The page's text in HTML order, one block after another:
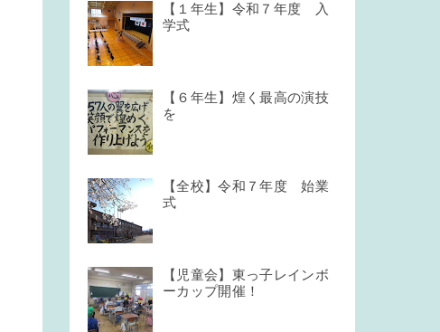
【１年生】令和７年度 入
学式
【６年生】煌く最高の演技
を
【全校】令和７年度 始業
式
【児童会】東っ子レインボ
ーカップ開催！